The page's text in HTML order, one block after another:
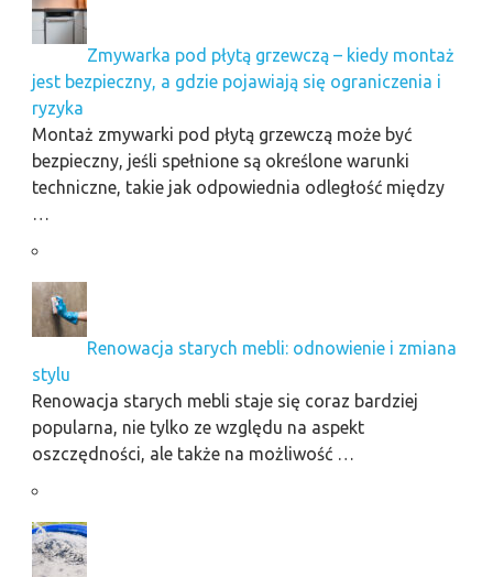
Zmywarka pod płytą grzewczą – kiedy montaż
jest bezpieczny, a gdzie pojawiają się ograniczenia i
ryzyka
Montaż zmywarki pod płytą grzewczą może być
bezpieczny, jeśli spełnione są określone warunki
techniczne, takie jak odpowiednia odległość między
…
Renowacja starych mebli: odnowienie i zmiana
stylu
Renowacja starych mebli staje się coraz bardziej
popularna, nie tylko ze względu na aspekt
oszczędności, ale także na możliwość …